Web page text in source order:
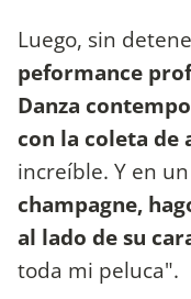
Luego, sin
peformance
Danza
con la coleta de
increíble. Y en
champagne,
al lado de su
toda mi peluca".